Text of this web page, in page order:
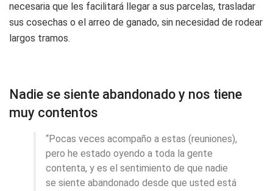
necesaria que les facilitará llegar a sus parcelas, trasladar
sus cosechas o el arreo de ganado, sin necesidad de rodear
largos tramos.
Nadie se siente abandonado y nos tiene
muy contentos
“Pocas veces acompaño a estas (reuniones),
pero he estado oyendo a toda la gente
contenta, y es el sentimiento de que nadie
se siente abandonado desde que usted está